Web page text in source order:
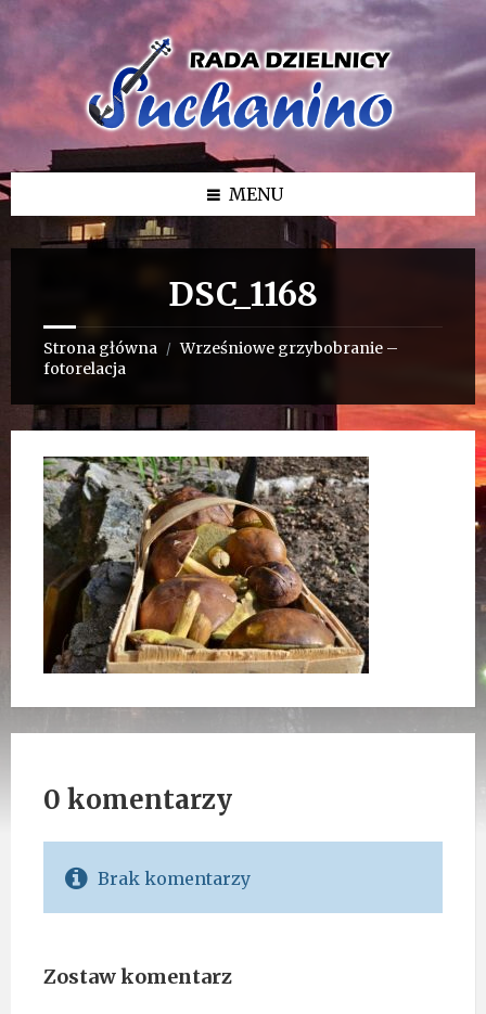
Przejdź
Przejdź
bocznego
Przejdź
MENU
DSC_1168
Strona główna / Wrześniowe grzybobranie –
fotorelacja
0 komentarzy
Brak komentarzy
Zostaw komentarz